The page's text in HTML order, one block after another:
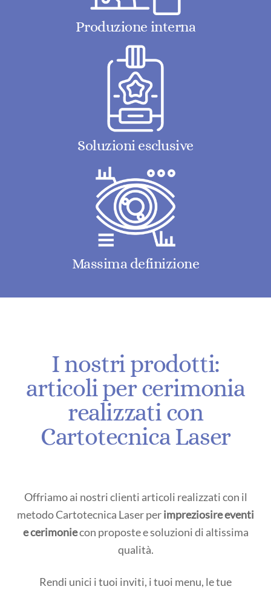
Produzione interna
Soluzioni esclusive
Massima definizione
I nostri prodotti:
articoli per cerimonia
realizzati con
Cartotecnica Laser
Offriamo ai nostri clienti articoli realizzati con il
metodo Cartotecnica Laser perimpreziosire eventi
e cerimoniecon proposte e soluzioni di altissima
qualità.
Rendi unici i tuoi inviti, i tuoi menu, le tue